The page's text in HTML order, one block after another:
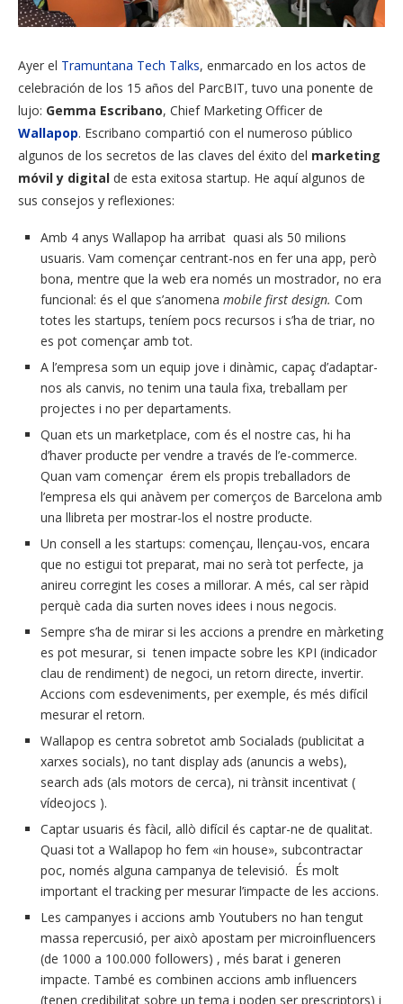
Ayer el Tramuntana Tech Talks, enmarcado en los actos de
celebración de los 15 años del ParcBIT, tuvo una ponente de
lujo: Gemma Escribano, Chief Marketing Officer de
Wallapop. Escribano compartió con el numeroso público
algunos de los secretos de las claves del éxito del marketing
móvil y digital de esta exitosa startup. He aquí algunos de
sus consejos y reflexiones:
Amb 4 anys Wallapop ha arribat quasi als 50 milions
usuaris. Vam començar centrant-nos en fer una app, però
bona, mentre que la web era només un mostrador, no era
funcional: és el que s’anomena mobile first design. Com
totes les startups, teníem pocs recursos i s’ha de triar, no
es pot començar amb tot.
A l’empresa som un equip jove i dinàmic, capaç d’adaptar-
nos als canvis, no tenim una taula fixa, treballam per
projectes i no per departaments.
Quan ets un marketplace, com és el nostre cas, hi ha
d’haver producte per vendre a través de l’e-commerce.
Quan vam començar érem els propis treballadors de
l’empresa els qui anàvem per comerços de Barcelona amb
una llibreta per mostrar-los el nostre producte.
Un consell a les startups: començau, llençau-vos, encara
que no estigui tot preparat, mai no serà tot perfecte, ja
anireu corregint les coses a millorar. A més, cal ser ràpid
perquè cada dia surten noves idees i nous negocis.
Sempre s’ha de mirar si les accions a prendre en màrketing
es pot mesurar, si tenen impacte sobre les KPI (indicador
clau de rendiment) de negoci, un retorn directe, invertir.
Accions com esdeveniments, per exemple, és més difícil
mesurar el retorn.
Wallapop es centra sobretot amb Socialads (publicitat a
xarxes socials), no tant display ads (anuncis a webs),
search ads (als motors de cerca), ni trànsit incentivat (
vídeojocs ).
Captar usuaris és fàcil, allò difícil és captar-ne de qualitat.
Quasi tot a Wallapop ho fem «in house», subcontractar
poc, només alguna campanya de televisió. És molt
important el tracking per mesurar l’impacte de les accions.
Les campanyes i accions amb Youtubers no han tengut
massa repercusió, per això apostam per microinfluencers
(de 1000 a 100.000 followers) , més barat i generen
impacte. També es combinen accions amb influencers
(tenen credibilitat sobre un tema i poden ser prescriptors) i